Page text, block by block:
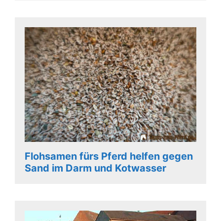
Flohsamen fürs Pferd helfen gegen
Sand im Darm und Kotwasser